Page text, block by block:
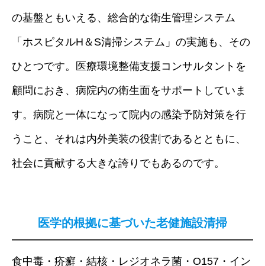
の基盤ともいえる、総合的な衛生管理システム
「ホスピタルH＆S清掃システム」の実施も、その
ひとつです。医療環境整備支援コンサルタントを
顧問におき、病院内の衛生面をサポートしていま
す。病院と一体になって院内の感染予防対策を行
うこと、それは内外美装の役割であるとともに、
社会に貢献する大きな誇りでもあるのです。
医学的根拠に基づいた老健施設清掃
食中毒・疥癬・結核・レジオネラ菌・O157・イン